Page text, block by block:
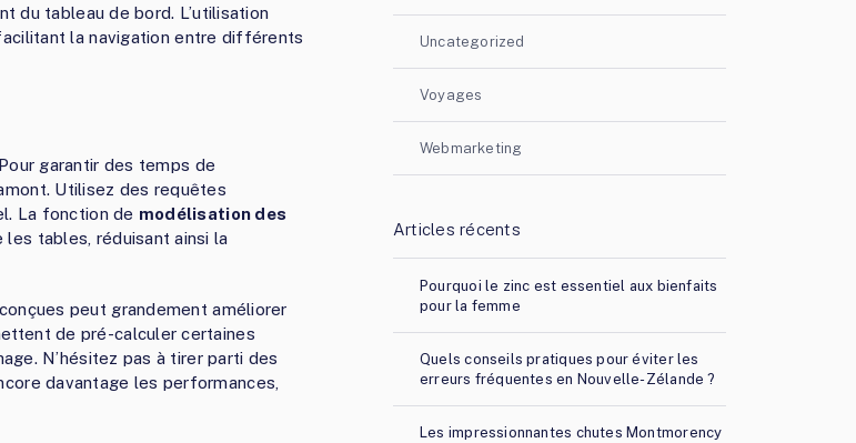
du tableau de bord. L’utilisation
la navigation entre différents
garantir des temps de
Utilisez des requêtes
La fonction de modélisation des
tables, réduisant ainsi la
peut grandement améliorer
de pré-calculer certaines
N’hésitez pas à tirer parti des
davantage les performances,
Uncategorized
Voyages
Webmarketing
Articles récents
Pourquoi le zinc est essentiel aux bienfaits
pour la femme
Quels conseils pratiques pour éviter les
erreurs fréquentes en Nouvelle-Zélande ?
Les impressionnantes chutes Montmorency